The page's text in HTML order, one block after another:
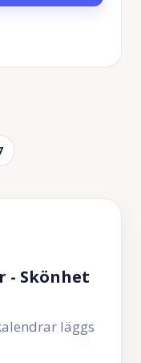
- Skönhet
läggs